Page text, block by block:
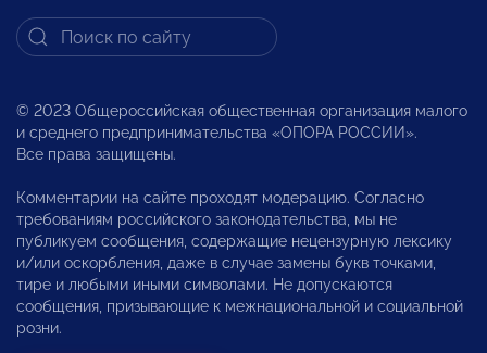
© 2023 Общероссийская общественная организация малого
и среднего предпринимательства «ОПОРА РОССИИ».
Все права защищены.
Комментарии на сайте проходят модерацию. Согласно
требованиям российского законодательства, мы не
публикуем сообщения, содержащие нецензурную лексику
и/или оскорбления, даже в случае замены букв точками,
тире и любыми иными символами. Не допускаются
сообщения, призывающие к межнациональной и социальной
розни.